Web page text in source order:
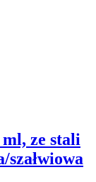
ml, ze stali